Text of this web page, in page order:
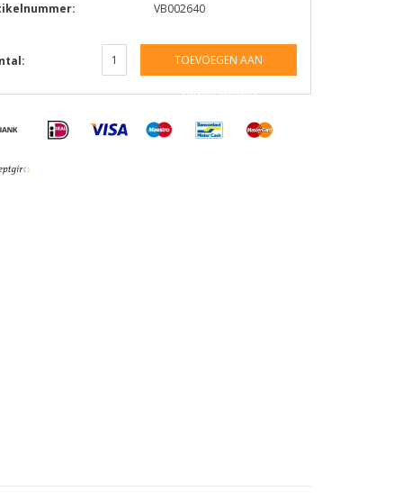
VB002640
TOEVOEGEN AAN
WINKELWAGEN